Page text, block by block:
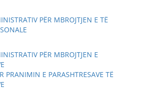
PËR MBROJTJEN E TË
PËR MBROJTJEN E
PRANIMIN E PARASHTRESAVE TË